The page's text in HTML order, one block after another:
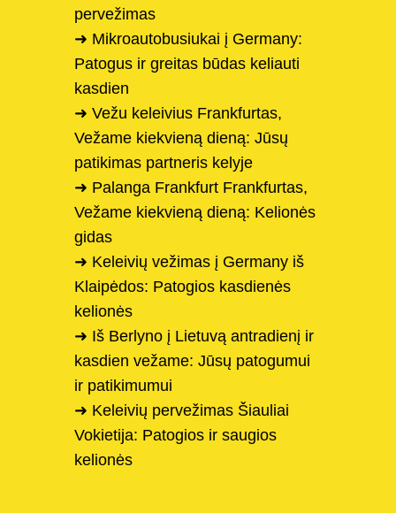
pervežimas
➜ Mikroautobusiukai į Germany:
Patogus ir greitas būdas keliauti
kasdien
➜ Vežu keleivius Frankfurtas,
Vežame kiekvieną dieną: Jūsų
patikimas partneris kelyje
➜ Palanga Frankfurt Frankfurtas,
Vežame kiekvieną dieną: Kelionės
gidas
➜ Keleivių vežimas į Germany iš
Klaipėdos: Patogios kasdienės
kelionės
➜ Iš Berlyno į Lietuvą antradienį ir
kasdien vežame: Jūsų patogumui
ir patikimumui
➜ Keleivių pervežimas Šiauliai
Vokietija: Patogios ir saugios
kelionės